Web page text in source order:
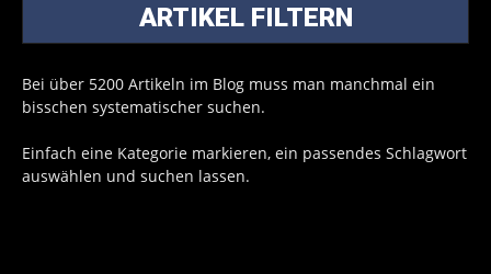
ARTIKEL FILTERN
Bei über 5200 Artikeln im Blog muss man manchmal ein
bisschen systematischer suchen.
Einfach eine Kategorie markieren, ein passendes Schlagwort
auswählen und suchen lassen.